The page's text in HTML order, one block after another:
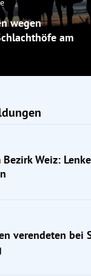
wegen
am
Weiz:
verendeten bei